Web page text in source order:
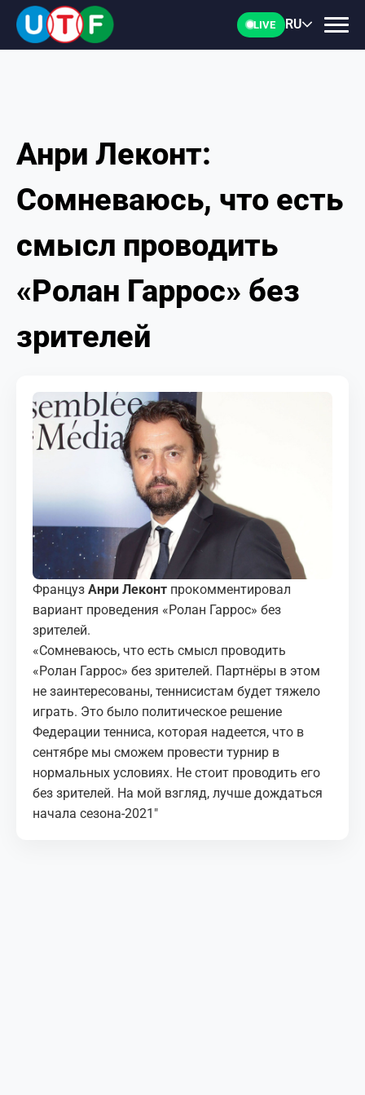
LIVE RU
ГЛАВНАЯ
ФТУ
НОВОСТИ
ДОКУМЕНТЫ
ПЕРСОНАЛИИ
КОРТЫ
UZ-PIN
Анри Леконт:
Сомневаюсь, что есть
смысл проводить
«Ролан Гаррос» без
зрителей
Француз Анри Леконт прокомментировал
вариант проведения «Ролан Гаррос» без
зрителей.
«Сомневаюсь, что есть смысл проводить
«Ролан Гаррос» без зрителей. Партнёры в этом
не заинтересованы, теннисистам будет тяжело
играть. Это было политическое решение
Федерации тенниса, которая надеется, что в
сентябре мы сможем провести турнир в
нормальных условиях. Не стоит проводить его
без зрителей. На мой взгляд, лучше дождаться
начала сезона-2021″